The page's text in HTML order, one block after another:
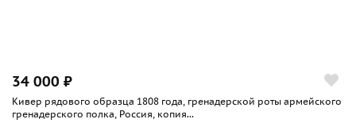
34 000 ₽
Кивер рядового образца 1808 года, гренадерской роты армейского
гренадерского полка, Россия, копия...